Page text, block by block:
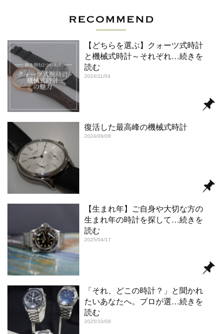
【どちらを選ぶ】クォーツ式時計
と機械式時計～それぞれ…続きを
読む
2024/11/04
復活した最高峰の機械式時計
2024/09/08
【生まれ年】ご自身や大切な方の
生まれ年の時計を探して …続きを
読む
2025/04/17
「それ、どこの時計？」と聞かれ
たいあなたへ。プロが選…続きを
読む
2025/10/09